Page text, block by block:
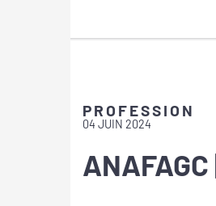
PROFESSION
04 JUIN 2024